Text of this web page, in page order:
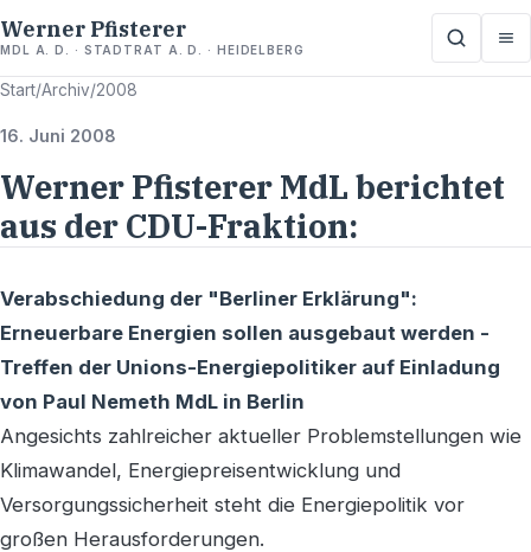
Werner Pfisterer
MDL A. D. · STADTRAT A. D. · HEIDELBERG
Start/Archiv/2008
16. Juni 2008
Werner Pfisterer MdL berichtet
aus der CDU-Fraktion:
Verabschiedung der "Berliner Erklärung":
Erneuerbare Energien sollen ausgebaut werden -
Treffen der Unions-Energiepolitiker auf Einladung
von Paul Nemeth MdL in Berlin
Angesichts zahlreicher aktueller Problemstellungen wie
Klimawandel, Energiepreisentwicklung und
Versorgungssicherheit steht die Energiepolitik vor
großen Herausforderungen.